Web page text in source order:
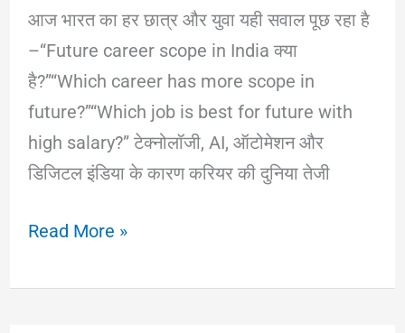
आज भारत का हर छात्र और युवा यही सवाल पूछ रहा है
–“Future career scope in India क्या
है?”“Which career has more scope in
future?”“Which job is best for future with
high salary?” टेक्नोलॉजी, AI, ऑटोमेशन और
डिजिटल इंडिया के कारण करियर की दुनिया तेजी
Future
Scope
Read More »